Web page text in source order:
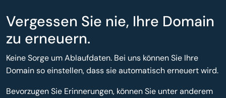
Vergessen Sie nie, Ihre Domain
zu erneuern.
Keine Sorge um Ablaufdaten. Bei uns können Sie Ihre
Domain so einstellen, dass sie automatisch erneuert wird.
Bevorzugen Sie Erinnerungen, können Sie unter anderem